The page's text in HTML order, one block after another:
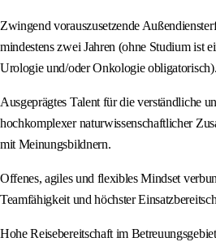
Zwingend vorauszusetzende
mindestens zwei Jahren (ohne Studium ist
Urologie und/oder Onkologie obligatorisch).
Ausgeprägtes Talent für die verständliche
hochkomplexer naturwissenschaftlicher
mit Meinungsbildnern.
Offenes, agiles und flexibles Mindset
Teamfähigkeit und höchster
Hohe Reisebereitschaft im